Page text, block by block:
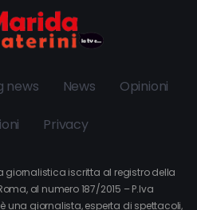
news News Opinioni
Privacy
giornalistica iscritta al registro della
al numero 187/2015 – P.Iva
una giornalista, esperta di spettacoli,